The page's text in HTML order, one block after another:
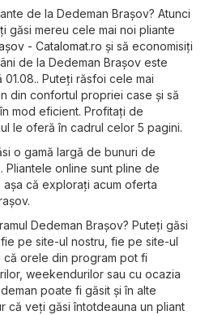
de la Dedeman Brașov? Atunci
găsi mereu cele mai noi pliante
- Catalomat.ro și să economisiți
de la Dedeman Brașov este
Puteți răsfoi cele mai
din confortul propriei case și să
mod eficient. Profitați de
le oferă în cadrul celor 5 pagini.
o gamă largă de bunuri de
online sunt pline de
că explorați acum oferta
Dedeman Brașov? Puteți găsi
pe site-ul nostru, fie pe site-ul
că orele din program pot fi
weekendurilor sau cu ocazia
poate fi găsit și în alte
că veți găsi întotdeauna un pliant